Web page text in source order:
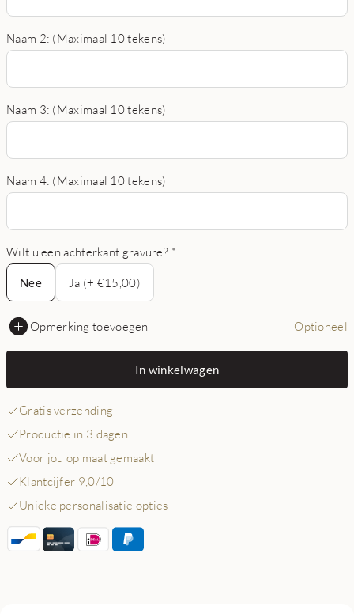
Naam 2: (Maximaal 10 tekens)
Naam 3: (Maximaal 10 tekens)
Naam 4: (Maximaal 10 tekens)
Wilt u een achterkant gravure? *
Nee
Nee
Ja (+ €15,00)
Opmerking toevoegen Optioneel
In winkelwagen
Gratis verzending
Productie in 3 dagen
Voor jou op maat gemaakt
Klantcijfer 9,0/10
Unieke personalisatie opties